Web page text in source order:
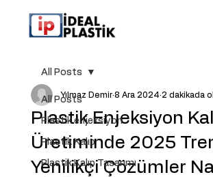
All Posts
Plastik enjeksiyon
Plastik Kalıp
Plastik Kalıp Tasarımı
All Posts
Plastik Enjeksiyon
Üretiminde 2025
Yenilikçi Çözümler
Yılmaz Demir 8 Ara 2024 2 dakikada